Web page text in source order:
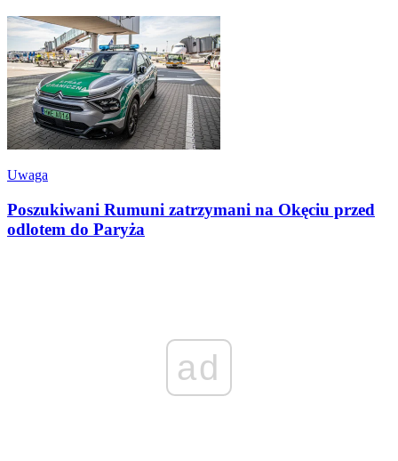
Uwaga
Poszukiwani Rumuni zatrzymani na Okęciu przed
odlotem do Paryża
ad